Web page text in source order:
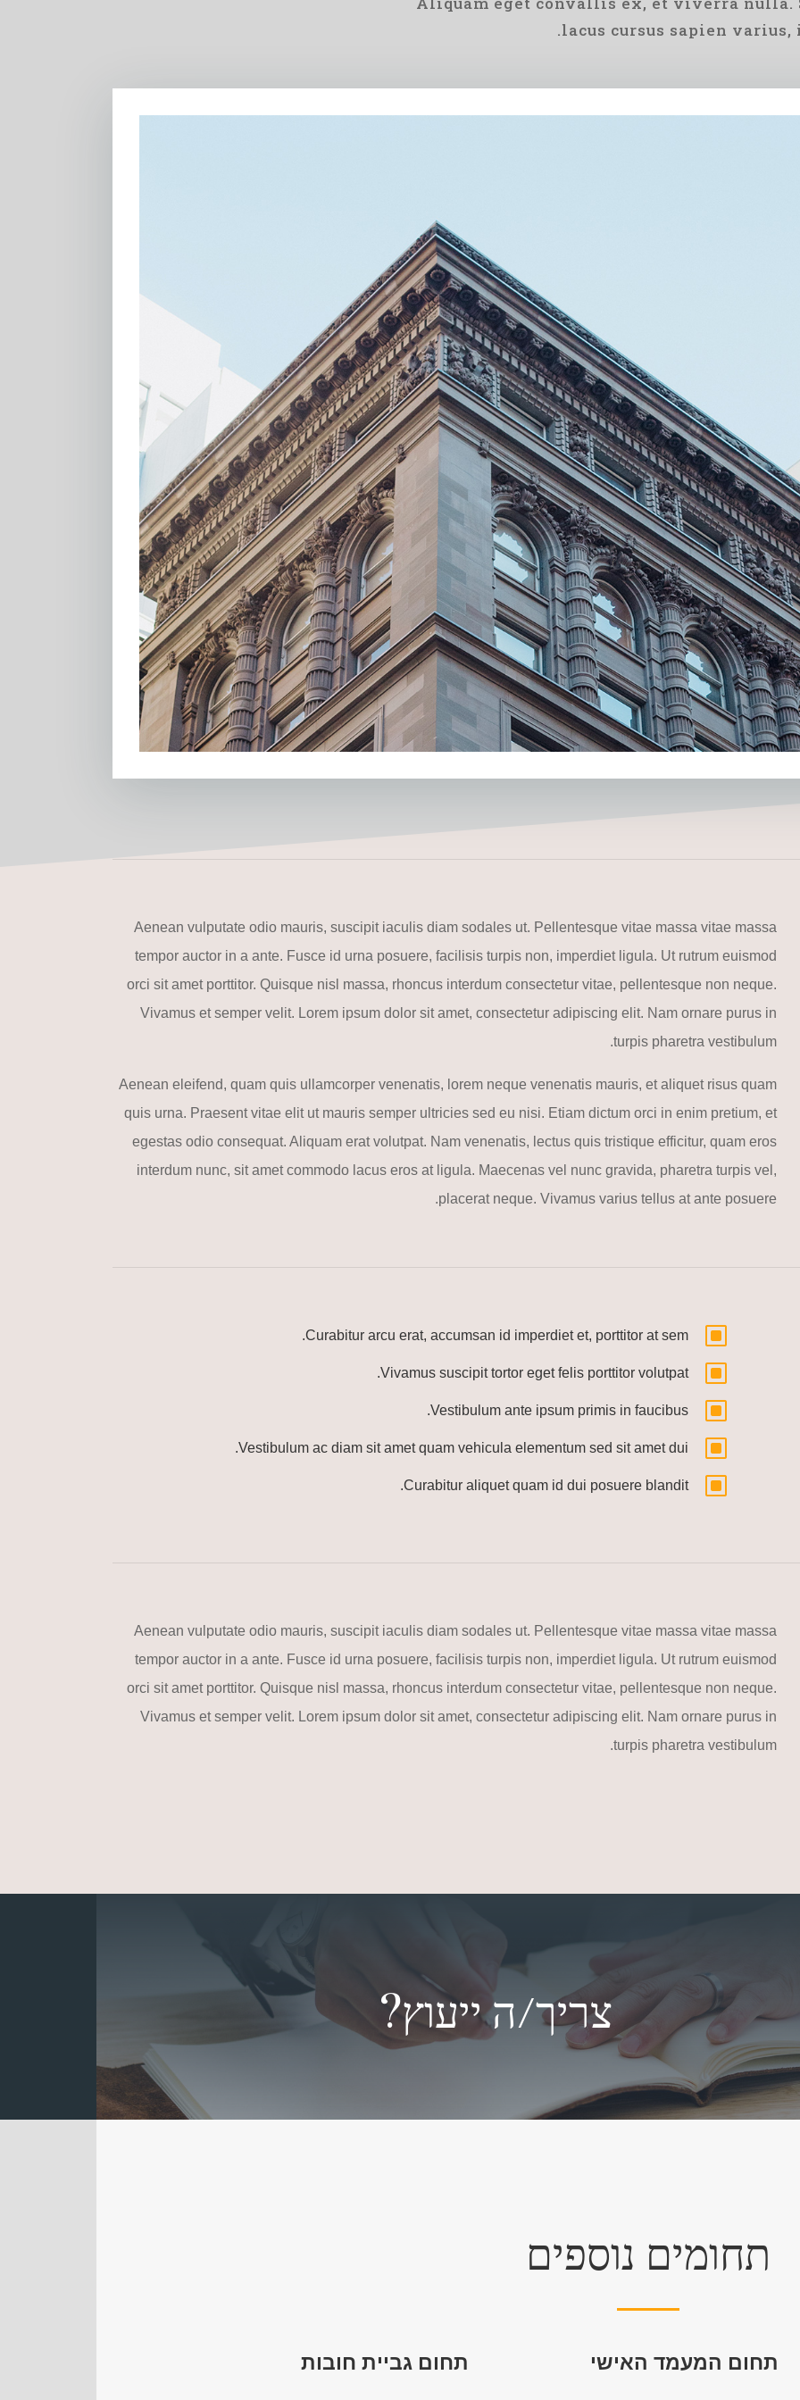
lacus cursus sapien
Aenean vulputate odio mauris, suscipit iaculis diam sodales ut. Pellentesque vitae massa vitae massa
tempor auctor in a ante. Fusce id urna posuere, facilisis turpis non, imperdiet ligula. Ut rutrum euismod
orci sit amet porttitor. Quisque nisl massa, rhoncus interdum consectetur vitae, pellentesque non neque.
Vivamus et semper velit. Lorem ipsum dolor sit amet, consectetur adipiscing elit. Nam ornare purus in
turpis pharetra vestibulum.
Aenean eleifend, quam quis ullamcorper venenatis, lorem neque venenatis mauris, et aliquet risus quam
quis urna. Praesent vitae elit ut mauris semper ultricies sed eu nisi. Etiam dictum orci in enim pretium, et
egestas odio consequat. Aliquam erat volutpat. Nam venenatis, lectus quis tristique efficitur, quam eros
interdum nunc, sit amet commodo lacus eros at ligula. Maecenas vel nunc gravida, pharetra turpis vel,
placerat neque. Vivamus varius tellus at ante posuere.
W
Curabitur arcu erat, accumsan id imperdiet et, porttitor at sem.
W
Vivamus suscipit tortor eget felis porttitor volutpat.
W
Vestibulum ante ipsum primis in faucibus.
W
Vestibulum ac diam sit amet quam vehicula elementum sed sit amet dui.
W
Curabitur aliquet quam id dui posuere blandit.
Aenean vulputate odio mauris, suscipit iaculis diam sodales ut. Pellentesque vitae massa vitae massa
tempor auctor in a ante. Fusce id urna posuere, facilisis turpis non, imperdiet ligula. Ut rutrum euismod
orci sit amet porttitor. Quisque nisl massa, rhoncus interdum consectetur vitae, pellentesque non neque.
Vivamus et semper velit. Lorem ipsum dolor sit amet, consectetur adipiscing elit. Nam ornare purus in
turpis pharetra vestibulum.
צריך/ה ייעוץ?
תחומים נוספים
תחום גביית חובות תחום המעמד האישי